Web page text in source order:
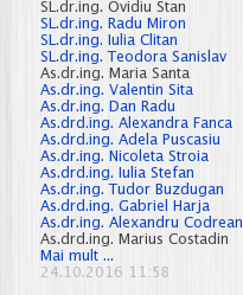
SL.dr.ing. Ovidiu Stan
SL.dr.ing. Radu Miron
SL.dr.ing. Iulia Clitan
SL.dr.ing. Teodora Sanislav
As.dr.ing. Maria Santa
As.dr.ing. Valentin Sita
As.dr.ing. Dan Radu
As.drd.ing. Alexandra Fanca
As.drd.ing. Adela Puscasiu
As.dr.ing. Nicoleta Stroia
As.drd.ing. Iulia Stefan
As.dr.ing. Tudor Buzdugan
As.drd.ing. Gabriel Harja
As.dr.ing. Alexandru Codrean
As.drd.ing. Marius Costadin
Mai mult ...
diploma/disertatie
24.10.2016 11:58